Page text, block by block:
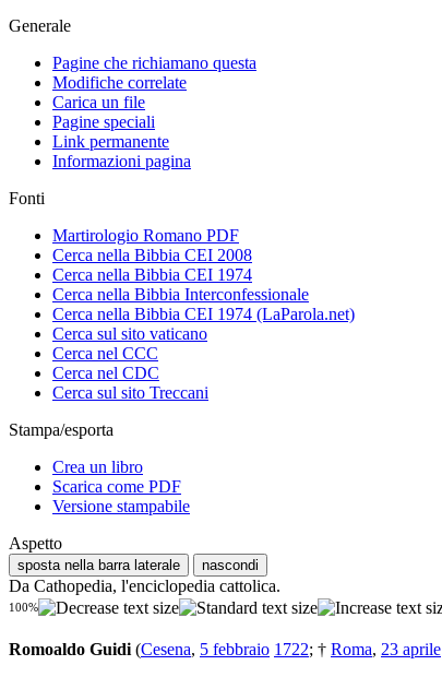
Generale
Pagine che richiamano questa
Modifiche correlate
Carica un file
Pagine speciali
Link permanente
Informazioni pagina
Fonti
Martirologio Romano PDF
Cerca nella Bibbia CEI 2008
Cerca nella Bibbia CEI 1974
Cerca nella Bibbia Interconfessionale
Cerca nella Bibbia CEI 1974 (LaParola.net)
Cerca sul sito vaticano
Cerca nel CCC
Cerca nel CDC
Cerca sul sito Treccani
Stampa/esporta
Crea un libro
Scarica come PDF
Versione stampabile
Aspetto
sposta nella barra laterale nascondi
Da Cathopedia, l'enciclopedia cattolica.
100%
Romoaldo Guidi (Cesena, 5 febbraio 1722; † Roma, 23 aprile